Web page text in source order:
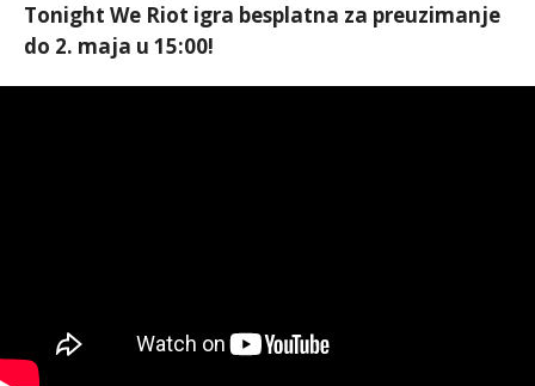
Tonight We Riot igra besplatna za preuzimanje
do 2. maja u 15:00!